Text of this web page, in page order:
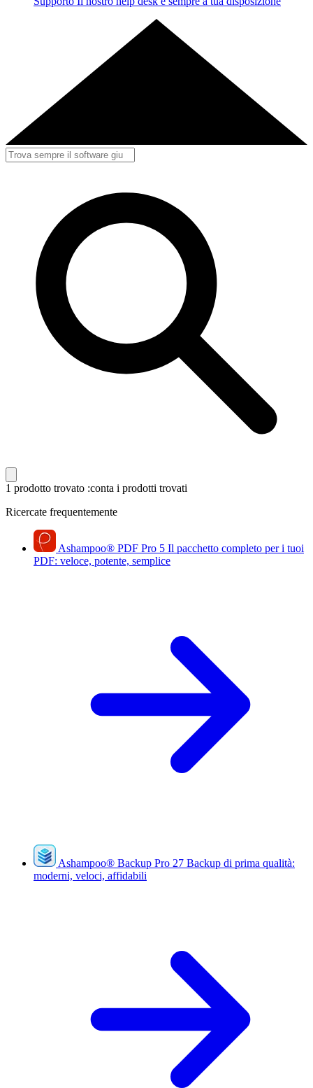
1 prodotto trovato :conta i prodotti trovati
Ricercate frequentemente
Ashampoo® PDF Pro 5 Il pacchetto completo per i tuoi
PDF: veloce, potente, semplice
Ashampoo® Backup Pro 27 Backup di prima qualità:
moderni, veloci, affidabili